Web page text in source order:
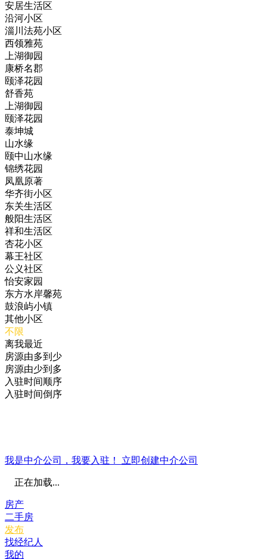
安居生活区
沿河小区
淄川法苑小区
西领雅苑
上湖御园
康桥名郡
颐泽花园
舒香苑
上湖御园
颐泽花园
泰坤城
山水缘
颐中山水缘
锦绣花园
凤凰原著
华齐街小区
东关生活区
‌般阳生活区
‌祥和生活区
杏花小区
幕王社区
公义社区
怡安家园
东方水岸馨苑
鼓浪屿小镇
其他小区
不限
离我最近
房源由多到少
房源由少到多
入驻时间顺序
入驻时间倒序
我是中介公司，我要入驻！ 立即创建中介公司
正在加载...
房产
二手房
发布
找经纪人
我的